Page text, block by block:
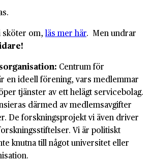
sköter om, läs mer här. Men undrar
Centrum för
en ideell förening, vars medlemmar
tjänster av ett helägt servicebolag.
därmed av medlemsavgifter
De forskningsprojekt vi även driver
Vi är politiskt
knutna till något universitet eller